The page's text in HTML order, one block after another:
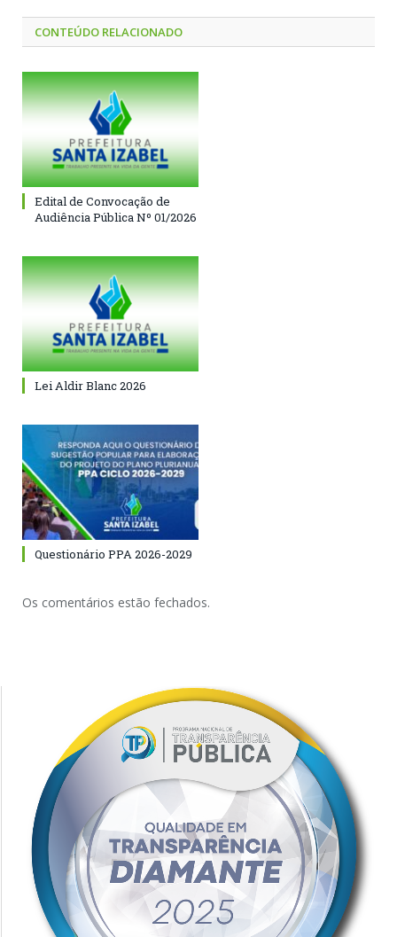
CONTEÚDO RELACIONADO
Edital de Convocação de
Audiência Pública Nº 01/2026
Lei Aldir Blanc 2026
Questionário PPA 2026-2029
Os comentários estão fechados.